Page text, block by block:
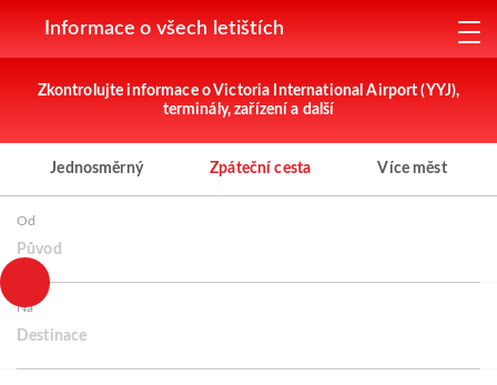
Informace o všech letištích
Zkontrolujte informace o Victoria International Airport (YYJ),
terminály, zařízení a další
Jednosměrný Zpáteční cesta Více měst
Od
Původ
Na
Destinace